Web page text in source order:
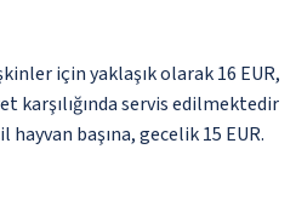
için yaklaşık olarak 16 EUR,
karşılığında servis edilmektedir
hayvan başına, gecelik 15 EUR.